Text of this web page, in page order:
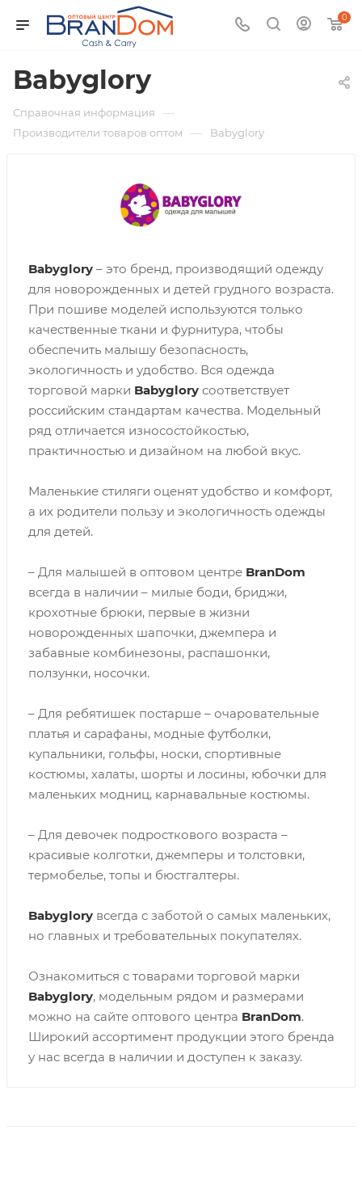
0
Babyglory
Справочная информация —
Производители товаров оптом — Babyglory
Babyglory– это бренд, производящий одежду
для новорожденных и детей грудного возраста.
При пошиве моделей используются только
качественные ткани и фурнитура, чтобы
обеспечить малышу безопасность,
экологичность и удобство. Вся одежда
торговой марки Babygloryсоответствует
российским стандартам качества. Модельный
ряд отличается износостойкостью,
практичностью и дизайном на любой вкус.
Маленькие стиляги оценят удобство и комфорт,
а их родители пользу и экологичность одежды
для детей.
– Для малышей в оптовом центре BranDom
всегда в наличии – милые боди, бриджи,
крохотные брюки, первые в жизни
новорожденных шапочки, джемпера и
забавные комбинезоны, распашонки,
ползунки, носочки.
– Для ребятишек постарше – очаровательные
платья и сарафаны, модные футболки,
купальники, гольфы, носки, спортивные
костюмы, халаты, шорты и лосины, юбочки для
маленьких модниц, карнавальные костюмы.
– Для девочек подросткового возраста –
красивые колготки, джемперы и толстовки,
термобелье, топы и бюстгалтеры.
Babygloryвсегда с заботой о самых маленьких,
но главных и требовательных покупателях.
Ознакомиться с товарами торговой марки
Babyglory, модельным рядом и размерами
можно на сайте оптового центра BranDom.
Широкий ассортимент продукции этого бренда
у нас всегда в наличии и доступен к заказу.